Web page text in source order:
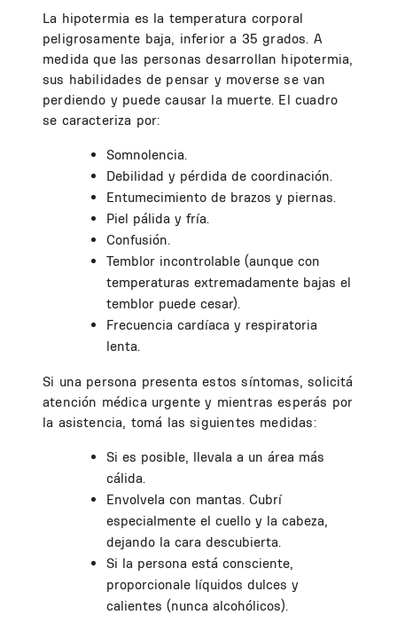
La hipotermia es la temperatura corporal
peligrosamente baja, inferior a 35 grados. A
medida que las personas desarrollan hipotermia,
sus habilidades de pensar y moverse se van
perdiendo y puede causar la muerte. El cuadro
se caracteriza por:
Somnolencia.
Debilidad y pérdida de coordinación.
Entumecimiento de brazos y piernas.
Piel pálida y fría.
Confusión.
Temblor incontrolable (aunque con
temperaturas extremadamente bajas el
temblor puede cesar).
Frecuencia cardíaca y respiratoria
lenta.
Si una persona presenta estos síntomas, solicitá
atención médica urgente y mientras esperás por
la asistencia, tomá las siguientes medidas:
Si es posible, llevala a un área más
cálida.
Envolvela con mantas. Cubrí
especialmente el cuello y la cabeza,
dejando la cara descubierta.
Si la persona está consciente,
proporcionale líquidos dulces y
calientes (nunca alcohólicos).